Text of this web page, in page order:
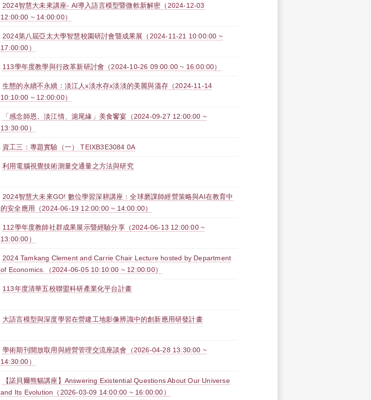
2024智慧大未來講座- AI導入語言模型暨微軟新解密（2024-12-03
12:00:00 ~ 14:00:00）
2024第八屆亞太大學智慧校園研討會暨成果展（2024-11-21 10:00:00 ~
17:00:00）
113學年度教學與行政革新研討會（2024-10-26 09:00:00 ~ 16:00:00）
生態的永續不永續：淡江人x淡水存x淡淡的美麗與溫存（2024-11-14
10:10:00 ~ 12:00:00）
「感念師恩、淡江情、滬尾緣」美食饗宴（2024-09-27 12:00:00 ~
13:30:00）
資工三：專題實驗（一） TEIXB3E3084 0A
利用電腦視覺技術測量交通量之方法與研究
2024智慧大未來GO! 數位學習深耕講座：全球磨課師經營策略與AI在教育中
的安全應用（2024-06-19 12:00:00 ~ 14:00:00）
112學年度教師社群成果展示暨經驗分享（2024-06-13 12:00:00 ~
13:00:00）
2024 Tamkang Clement and Carrie Chair Lecture hosted by Department
of Economics.（2024-06-05 10:10:00 ~ 12:00:00）
113年度清華五校聯盟科研產業化平台計畫
大語言模型與深度學習在營建工地影像辨識中的創新應用研發計畫
學術期刊開放取用與經營管理交流座談會（2026-04-28 13:30:00 ~
14:30:00）
【諾貝爾熊貓講座】Answering Existential Questions About Our Universe
and Its Evolution（2026-03-09 14:00:00 ~ 16:00:00）